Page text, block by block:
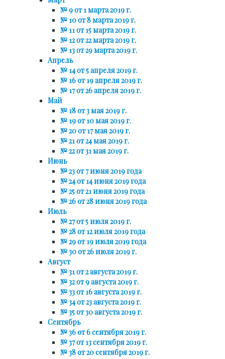
№ 9 от 1 марта 2019 г.
№ 10 от 8 марта 2019 г.
№ 11 от 15 марта 2019 г.
№ 12 от 22 марта 2019 г.
№ 13 от 29 марта 2019 г.
Апрель
№ 14 от 5 апреля 2019 г.
№ 16 от 19 апреля 2019 г.
№ 17 от 26 апреля 2019 г.
Май
№ 18 от 3 мая 2019 г.
№ 19 от 10 мая 2019 г.
№ 20 от 17 мая 2019 г.
№ 21 от 24 мая 2019 г.
№ 22 от 31 мая 2019 г.
Июнь
№ 23 от 7 июня 2019 года
№ 24 от 14 июня 2019 года
№ 25 от 21 июня 2019 года
№ 26 от 28 июня 2019 года
Июль
№ 27 от 5 июля 2019 г.
№ 28 от 12 июля 2019 года
№ 29 от 19 июля 2019 года
№ 30 от 26 июля 2019 г.
Август
№ 31 от 2 августа 2019 г.
№ 32 от 9 августа 2019 г.
№ 33 от 16 августа 2019 г.
№ 34 от 23 августа 2019 г.
№ 35 от 30 августа 2019 г.
Сентябрь
№ 36 от 6 сентября 2019 г.
№ 37 от 13 сентября 2019 г.
№ 38 от 20 сентября 2019 г.